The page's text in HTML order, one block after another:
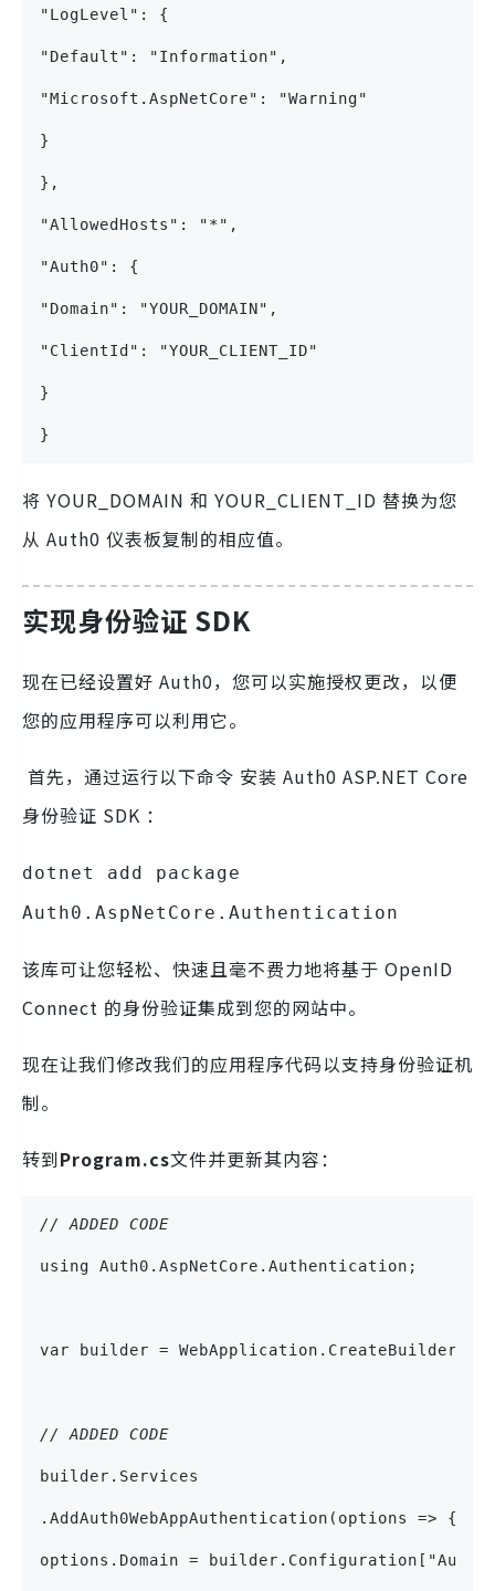
"LogLevel": {
"Default": "Information",
"Microsoft.AspNetCore": "Warning"
}
},
"AllowedHosts": "*",
"Auth0": {
"Domain": "YOUR_DOMAIN",
"ClientId": "YOUR_CLIENT_ID"
}
}
将 YOUR_DOMAIN 和 YOUR_CLIENT_ID 替换为您
从 Auth0 仪表板复制的相应值。
实现身份验证 SDK
现在已经设置好 Auth0，您可以实施授权更改，以便
您的应用程序可以利用它。
首先，通过运行以下命令 安装 Auth0 ASP.NET Core
身份验证 SDK ：
dotnet add package
Auth0.AspNetCore.Authentication
该库可让您轻松、快速且毫不费力地将基于 OpenID
Connect 的身份验证集成到您的网站中。
现在让我们修改我们的应用程序代码以支持身份验证机
制。
转到Program.cs文件并更新其内容：
// ADDED CODE
using Auth0.AspNetCore.Authentication;
var builder =
// ADDED CODE
builder.Services
.AddAuth0WebAppAuthentication(options => {
options.Domain =